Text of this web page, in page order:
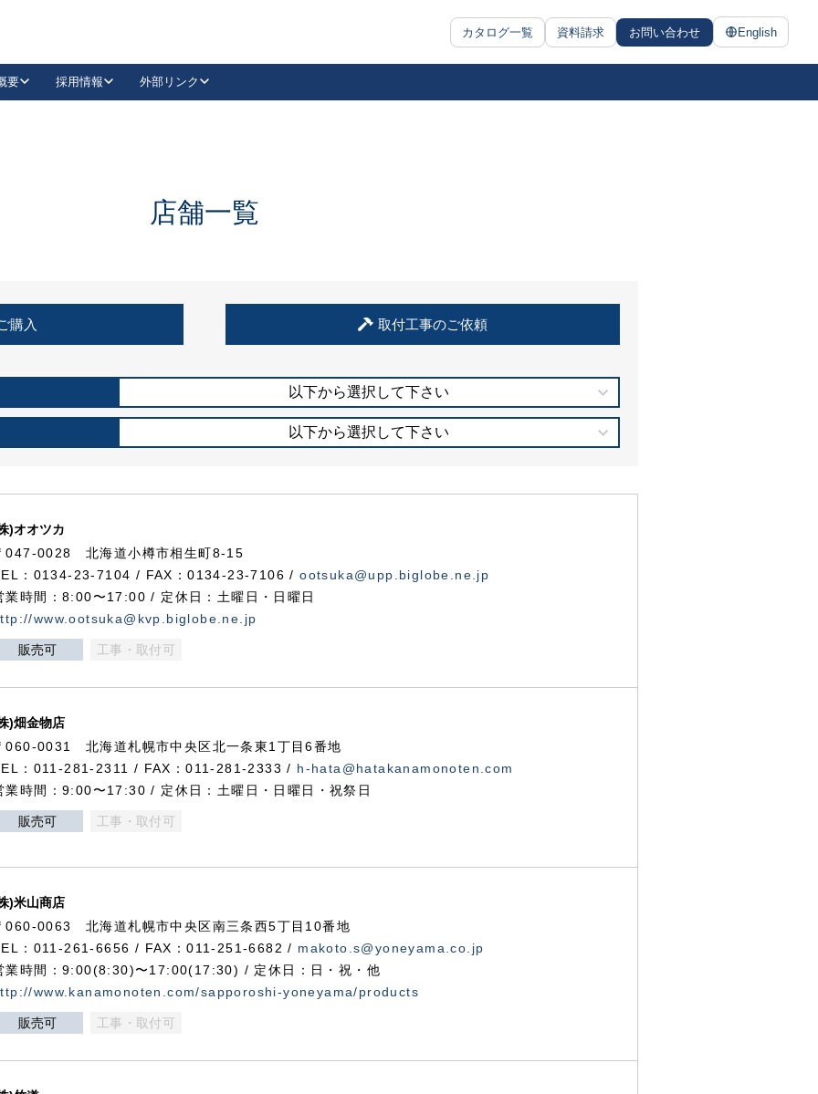
カタログ一覧 資料請求 お問い合わせ English
抗ウイルス・抗菌製品
要 採用情報 外部リンク
LinkedIn
住宅使用部材標準化推進協議会
店舗一覧
購入 取付工事のご依頼
以下から選択して下さい
以下から選択して下さい
)オオツカ
047-0028 北海道小樽市相生町8-15
：0134-23-7104 / FAX：0134-23-7106 /ootsuka@upp.biglobe.ne.jp
業時間：8:00〜17:00 / 定休日：土曜日・日曜日
www.ootsuka@kvp.biglobe.ne.jp
販売可 工事・取付可
)畑金物店
060-0031 北海道札幌市中央区北一条東1丁目6番地
：011-281-2311 / FAX：011-281-2333 / h-hata@hatakanamonoten.com
業時間：9:00〜17:30 / 定休日：土曜日・日曜日・祝祭日
販売可 工事・取付可
)米山商店
060-0063 北海道札幌市中央区南三条西5丁目10番地
：011-261-6656 / FAX：011-251-6682 / makoto.s@yoneyama.co.jp
業時間：9:00(8:30)〜17:00(17:30) / 定休日：日・祝・他
www.kanamonoten.com/sapporoshi-yoneyama/products
販売可 工事・取付可